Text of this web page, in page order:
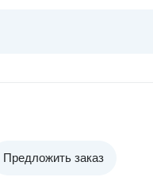
Предложить заказ